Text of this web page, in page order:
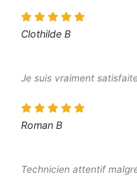
Clothilde B
Je suis vraiment
Roman B
Technicien attentif